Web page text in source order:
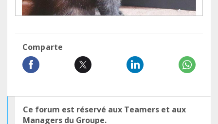
Comparte
Ce forum est réservé aux Teamers et aux
Managers du Groupe.